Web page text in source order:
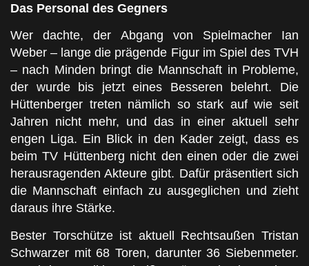
Das Personal des Gegners
Wer dachte, der Abgang von Spielmacher Ian
Weber – lange die prägende Figur im Spiel des TVH
– nach Minden bringt die Mannschaft in Probleme,
der wurde bis jetzt eines Besseren belehrt. Die
Hüttenberger treten nämlich so stark auf wie seit
Jahren nicht mehr, und das in einer aktuell sehr
engen Liga. Ein Blick in den Kader zeigt, dass es
beim TV Hüttenberg nicht den einen oder die zwei
herausragenden Akteure gibt. Dafür präsentiert sich
die Mannschaft einfach zu ausgeglichen und zieht
daraus ihre Stärke.
Bester Torschütze ist aktuell Rechtsaußen Tristan
Schwarzer mit 68 Toren, darunter 36 Siebenmeter.